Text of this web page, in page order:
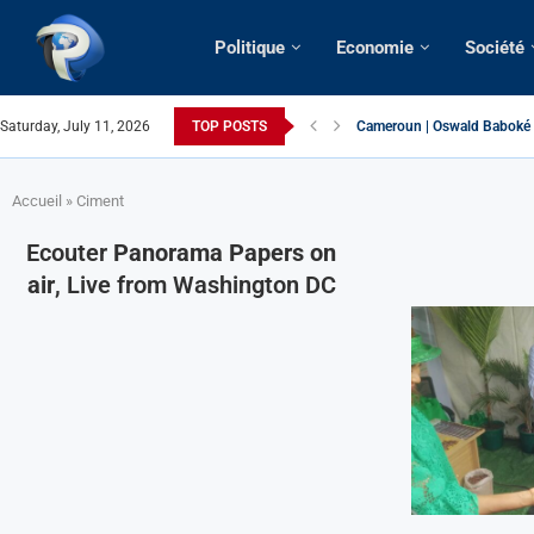
Politique Economie Société
Saturday, July 11, 2026 TOP POSTS Cameroun | Oswald
Accueil » Ciment
Ecouter Panorama Papers on
air, Live from Washington DC